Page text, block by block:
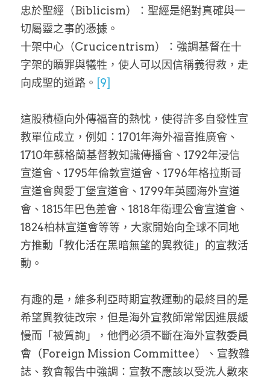
忠於聖經（Biblicism）：聖經是絕對真確與一
切屬靈之事的憑據。
十架中心（Crucicentrism）：強調基督在十
字架的贖罪與犧牲，使人可以因信稱義得救，走
向成聖的道路。
[9]
這股積極向外傳福音的熱忱，使得許多自發性宣
教單位成立，例如：1701年海外福音推廣會、
1710年蘇格蘭基督教知識傳播會、1792年浸信
宣道會、1795年倫敦宣道會、1796年格拉斯哥
宣道會與愛丁堡宣道會、1799年英國海外宣道
會、1815年巴色差會、1818年衛理公會宣道會、
1824柏林宣道會等等，大家開始向全球不同地
方推動「教化活在黑暗無望的異教徒」的宣教活
動。
有趣的是，維多利亞時期宣教運動的最終目的是
希望異教徒改宗，但是海外宣教師常常因進展緩
慢而「被質詢」，他們必須不斷在海外宣教委員
會（Foreign Mission Committee）、宣教雜
誌、教會報告中強調：宣教不應該以受洗人數來